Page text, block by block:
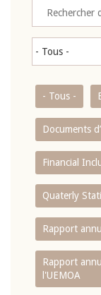
- Tous -
Documents
Financial
Quaterly
Rapport
Rapport
l'UEMOA